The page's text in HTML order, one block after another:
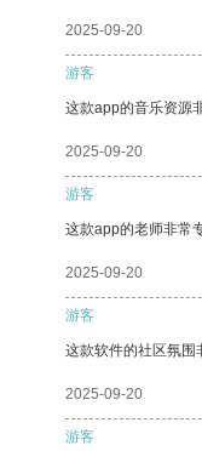
2025-09-20
游客
这款app的音乐资源
2025-09-20
游客
这款app的老师非常
2025-09-20
游客
这款软件的社区氛围
2025-09-20
游客